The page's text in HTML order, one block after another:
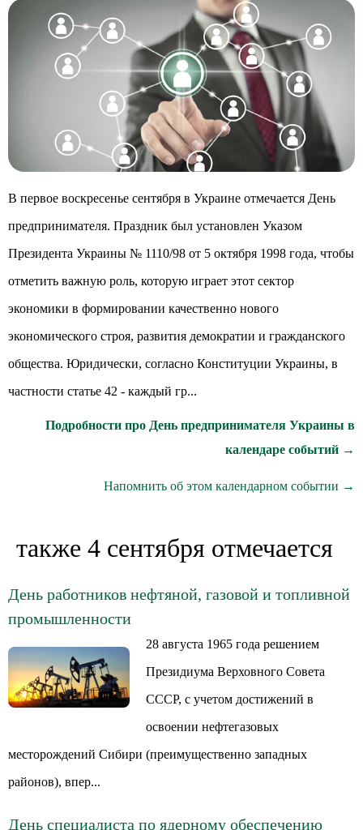
В первое воскресенье сентября в Украине отмечается День
предпринимателя. Праздник был установлен Указом
Президента Украины № 1110/98 от 5 октября 1998 года, чтобы
отметить важную роль, которую играет этот сектор
экономики в формировании качественно нового
экономического строя, развития демократии и гражданского
общества. Юридически, согласно Конституции Украины, в
частности статье 42 - каждый гр...
Подробности про День предпринимателя Украины в
календаре событий →
Напомнить об этом календарном событии →
также 4 сентября отмечается
День работников нефтяной, газовой и топливной
промышленности
28 августа 1965 года решением
Президиума Верховного Совета
СССР, с учетом достижений в
освоении нефтегазовых
месторождений Сибири (преимущественно западных
районов), впер...
День специалиста по ядерному обеспечению